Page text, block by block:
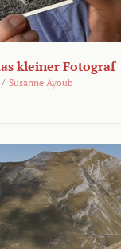
kleiner Fotograf
/ Susanne Ayoub